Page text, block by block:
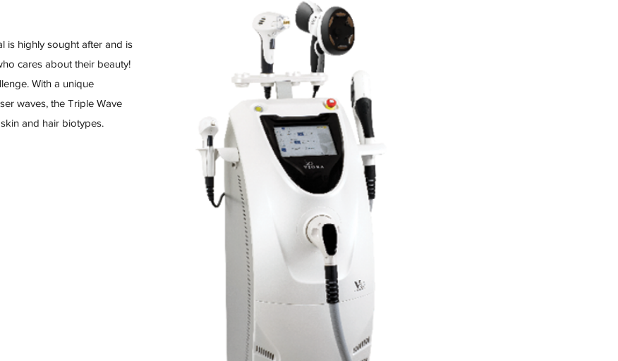
is highly sought after and is
cares about their beauty!
With a unique
waves, the Triple Wave
and hair biotypes.